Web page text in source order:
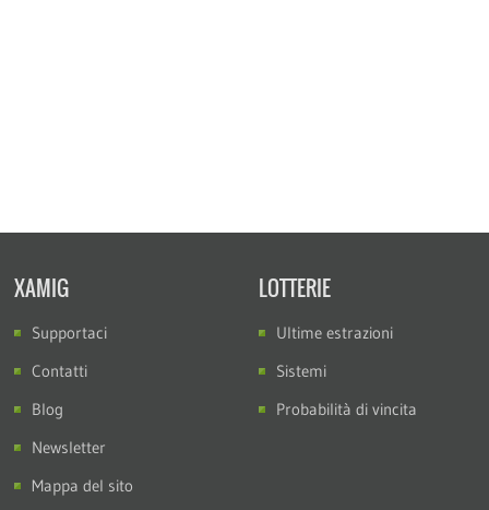
XAMIG
Supportaci
Contatti
Blog
Newsletter
Mappa del sito
LOTTERIE
Ultime estrazioni
Sistemi
Probabilità di vincita